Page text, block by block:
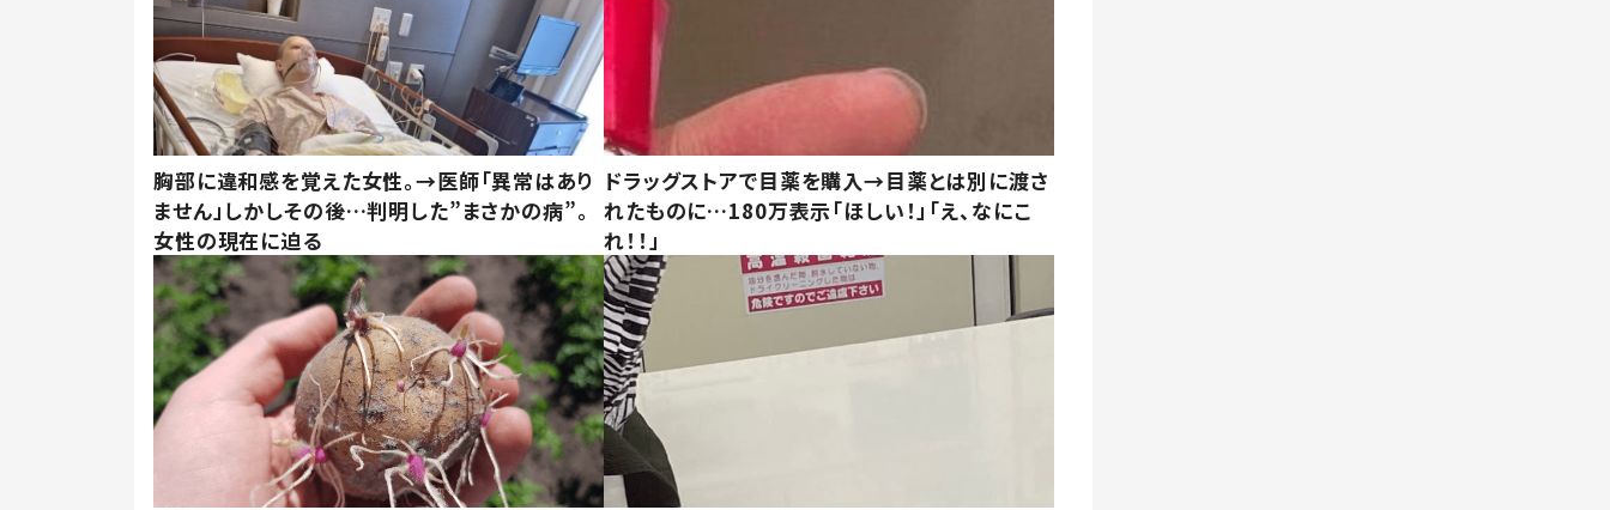
胸部に違和感を覚えた女性。→医師「異常はあり
ません」しかしその後…判明した”まさかの病”。
女性の現在に迫る
ドラッグストアで目薬を購入→目薬とは別に渡さ
れたものに…180万表示「ほしい！」「え、なにこ
れ！！」